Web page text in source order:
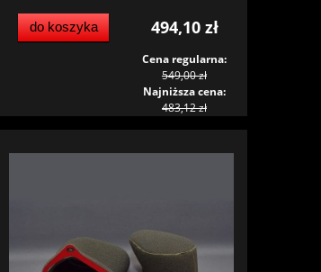
494,10 zł
Cena regularna:
549,00 zł
Najniższa cena:
483,12 zł
do koszyka